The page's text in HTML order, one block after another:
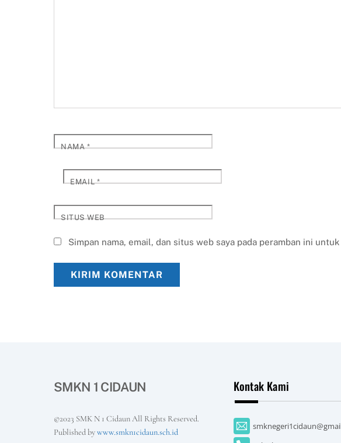
NAMA*
EMAIL*
SITUS WEB
Simpan nama, email, dan situs web saya pada peramban ini
SMKN 1 CIDAUN
©2023 SMK N 1 Cidaun All Rights Reserved.
Published bywww.smkn1cidaun.sch.id
Kontak Kami